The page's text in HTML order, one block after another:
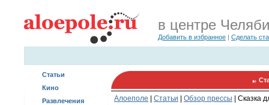
в центре
Добавить в избранное | Сделать
Статьи
Кино
Развлечения
Алоеполе Статьи Обзор прессы Сказка